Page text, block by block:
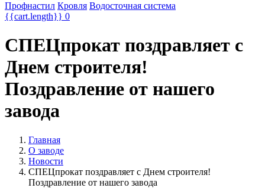
Профнастил Кровля Водосточная система
{{cart.length}} 0
СПЕЦпрокат поздравляет с
Днем строителя!
Поздравление от нашего
завода
Главная
О заводе
Новости
СПЕЦпрокат поздравляет с Днем строителя!
Поздравление от нашего завода